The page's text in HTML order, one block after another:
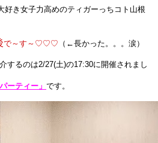
好き女子力高めのティガーっちコト山根
で～す～♡♡♡ （←長かった。。。涙）
するのは2/27(土)の17:30に開催されまし
ーティー」 です。